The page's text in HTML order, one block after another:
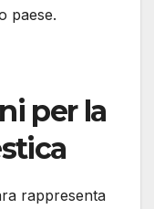
paese.
per la
rappresenta